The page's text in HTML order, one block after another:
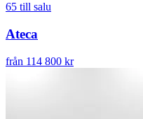
65 till salu
Ateca
från 114 800 kr